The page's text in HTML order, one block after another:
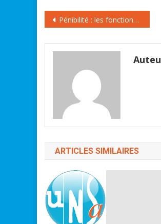
Navigation
de
l’article
Pénibilité : les fonctionnaires particulièrement exposés
ARTICLES SIMILAIRES